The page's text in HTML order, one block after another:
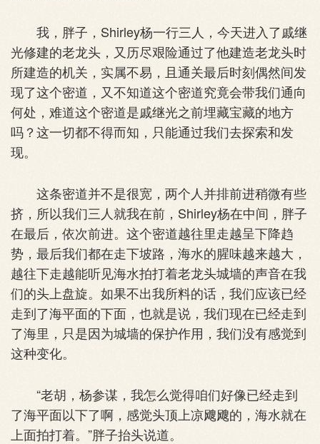
我，胖子，Shirley杨一行三人，今天进入了戚继
光修建的老龙头，又历尽艰险通过了他建造老龙头时
所建造的机关，实属不易，且通关最后时刻偶然间发
现了这个密道，又不知道这个密道究竟会带我们通向
何处，难道这个密道是戚继光之前埋藏宝藏的地方
吗？这一切都不得而知，只能通过我们去探索和发
现。
这条密道并不是很宽，两个人并排前进稍微有些
挤，所以我们三人就我在前，Shirley杨在中间，胖子
在最后，依次前进。这个密道越往里走越呈下降趋
势，最后我们都在走下坡路，海水的腥味越来越大，
越往下走越能听见海水拍打着老龙头城墙的声音在我
们的头上盘旋。如果不出我所料的话，我们应该已经
走到了海平面的下面，也就是说，我们现在已经走到
了海里，只是因为城墙的保护作用，我们没有感觉到
这种变化。
“老胡，杨参谋，我怎么觉得咱们好像已经走到
了海平面以下了啊，感觉头顶上凉飕飕的，海水就在
上面拍打着。”胖子抬头说道。